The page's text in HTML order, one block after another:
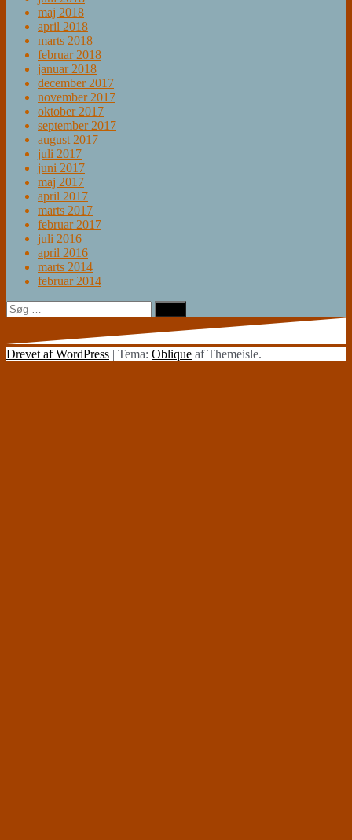
maj 2018
april 2018
marts 2018
februar 2018
januar 2018
december 2017
november 2017
oktober 2017
september 2017
august 2017
juli 2017
juni 2017
maj 2017
april 2017
marts 2017
februar 2017
juli 2016
april 2016
marts 2014
februar 2014
Søg
efter:
Drevet af WordPress | Tema: Oblique af Themeisle.